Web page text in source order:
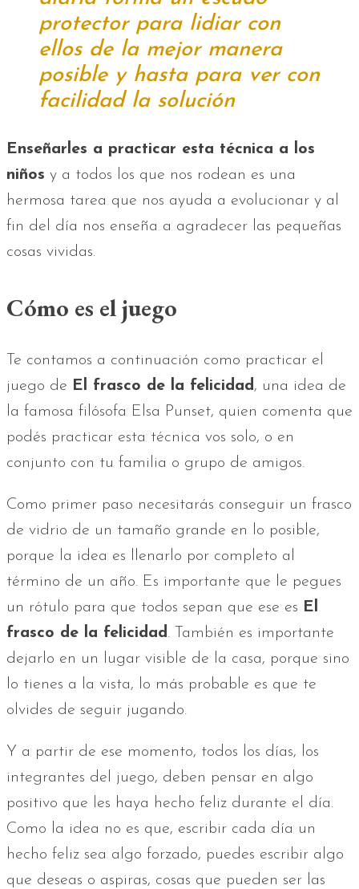
protector para lidiar con
ellos de la mejor manera
posible y hasta para ver con
facilidad la solución
Enseñarles a practicar esta técnica a los
niños y a todos los que nos rodean es una
hermosa tarea que nos ayuda a evolucionar y al
fin del día nos enseña a agradecer las pequeñas
cosas vividas.
Cómo es el juego
Te contamos a continuación como practicar el
juego de El frasco de la felicidad , una idea de
la famosa filósofa Elsa Punset, quien comenta que
podés practicar esta técnica vos solo, o en
conjunto con tu familia o grupo de amigos.
Como primer paso necesitarás conseguir un frasco
de vidrio de un tamaño grande en lo posible,
porque la idea es llenarlo por completo al
término de un año. Es importante que le pegues
un rótulo para que todos sepan que ese es El
frasco de la felicidad . También es importante
dejarlo en un lugar visible de la casa, porque sino
lo tienes a la vista, lo más probable es que te
olvides de seguir jugando.
Y a partir de ese momento, todos los días, los
integrantes del juego, deben pensar en algo
positivo que les haya hecho feliz durante el día.
Como la idea no es que, escribir cada día un
hecho feliz sea algo forzado, puedes escribir algo
que deseas o aspiras, cosas que pueden ser las